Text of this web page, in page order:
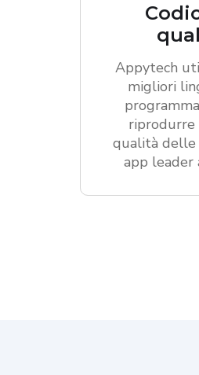
Appytech
migliori
riprodurre
qualità delle
app leader